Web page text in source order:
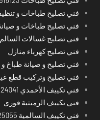
فني تصليح طباخات و
فني تصليح طباخات و
فني تصليح غسالات
فني تصليح كهرباء منازل
فني تصليح و صيانة طباخ
فني تصليح وتركيب قطع
فني تكييف الأحمدي 62224041
فني تكييف الرميثية فوري
فني تكييف السالمية 98025055 فوري